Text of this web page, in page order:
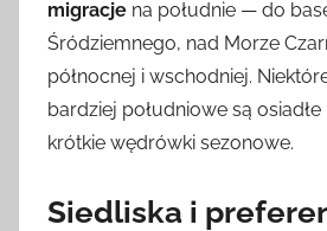
migracje na południe — do
Śródziemnego, nad Morze
północnej i wschodniej.
bardziej południowe są
krótkie wędrówki sezonowe.
Siedliska i